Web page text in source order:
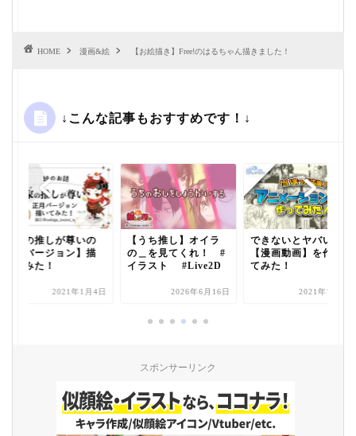
HOME 漫画&絵 【お絵描き】Free!のはるちゃん描きました！
↓こんな記事もおすすめです！↓
【家の推しが尊いの
正月バージョン】描
いてみた！
2021年1月4日
【うち推し】オイラ
の＿を見てくれ！ #
イラスト #Live2D
2026年6月16日
できないとヤバい？
【漫画動画】を作っ
てみた！
2021年7月8日
スポンサーリンク